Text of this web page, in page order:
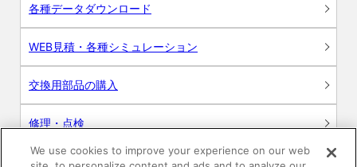
各種データダウンロード
WEB見積・各種シミュレーション
交換用部品の購入
修理・点検
お問い合わせ
We use cookies to improve your experience on our web